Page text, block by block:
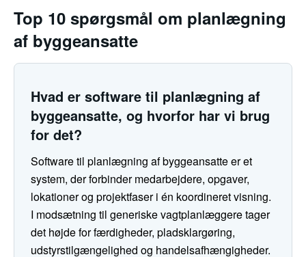
Top 10 spørgsmål om planlægning
af byggeansatte
Hvad er software til planlægning af
byggeansatte, og hvorfor har vi brug
for det?
Software til planlægning af byggeansatte er et
system, der forbinder medarbejdere, opgaver,
lokationer og projektfaser i én koordineret visning.
I modsætning til generiske vagtplanlæggere tager
det højde for færdigheder, pladsklargøring,
udstyrstilgængelighed og handelsafhængigheder.